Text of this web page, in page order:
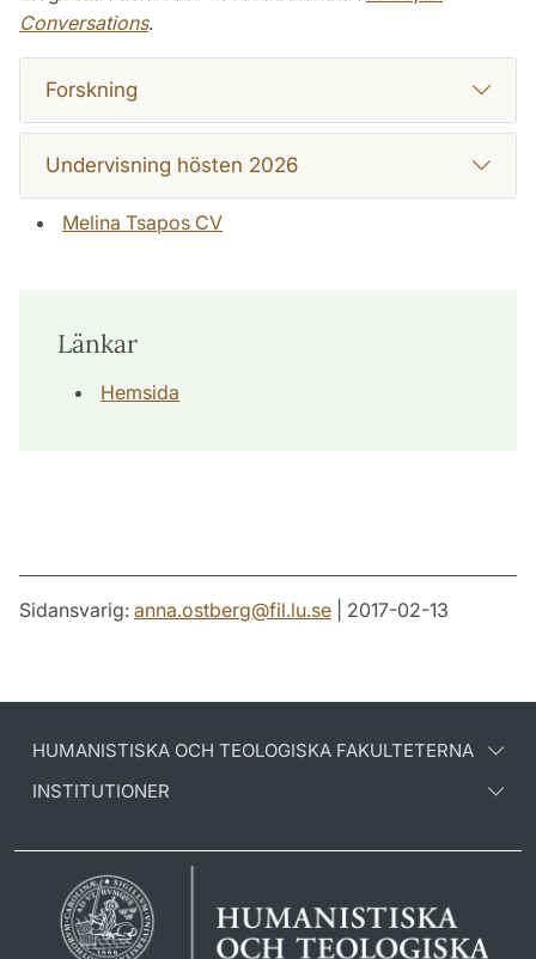
Conversations.
Forskning
Undervisning hösten 2026
Melina Tsapos CV
Länkar
Hemsida
Sidansvarig: anna.ostberg@fil.lu.se | 2017-02-13
HUMANISTISKA OCH TEOLOGISKA FAKULTETERNA
INSTITUTIONER